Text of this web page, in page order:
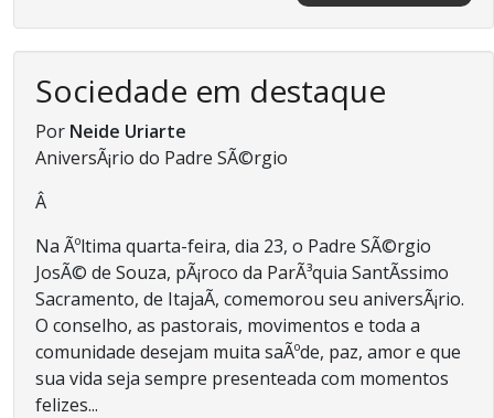
Sociedade em destaque
Por Neide Uriarte
AniversÃ¡rio do Padre SÃ©rgio
Â
Na Ãºltima quarta-feira, dia 23, o Padre SÃ©rgio
JosÃ© de Souza, pÃ¡roco da ParÃ³quia SantÃ­ssimo
Sacramento, de ItajaÃ­, comemorou seu aniversÃ¡rio.
O conselho, as pastorais, movimentos e toda a
comunidade desejam muita saÃºde, paz, amor e que
sua vida seja sempre presenteada com momentos
felizes...